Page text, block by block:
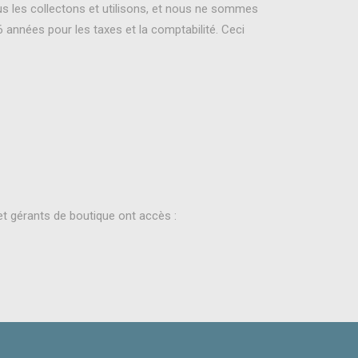
les collectons et utilisons, et nous ne sommes
pour les taxes et la comptabilité. Ceci
gérants de boutique ont accès :